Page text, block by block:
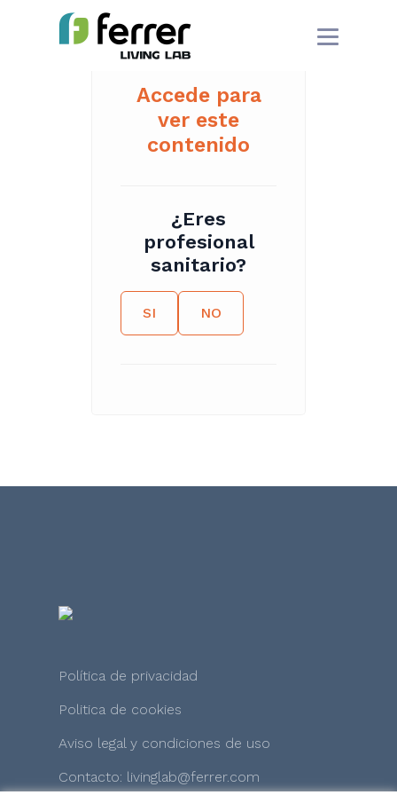
Accede para
ver este
contenido
¿Eres
profesional
sanitario?
SI NO
Política de privacidad
Politica de cookies
Aviso legal y condiciones de uso
Contacto: livinglab@ferrer.com